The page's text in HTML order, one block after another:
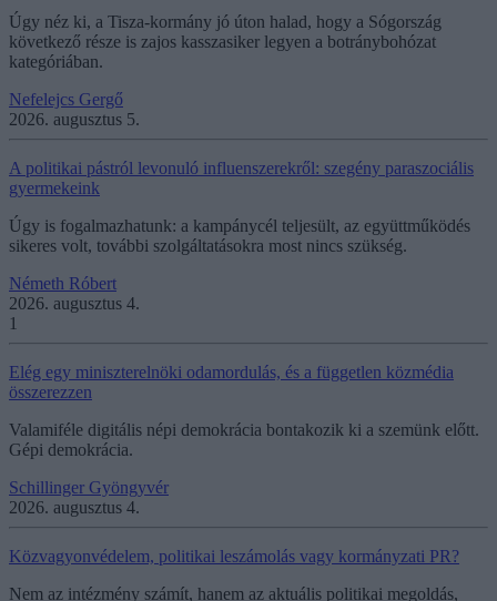
Úgy néz ki, a Tisza-kormány jó úton halad, hogy a Sógország
következő része is zajos kasszasiker legyen a botránybohózat
kategóriában.
Nefelejcs Gergő
2026. augusztus 5.
A politikai pástról levonuló influenszerekről: szegény paraszociális
gyermekeink
Úgy is fogalmazhatunk: a kampánycél teljesült, az együttműködés
sikeres volt, további szolgáltatásokra most nincs szükség.
Németh Róbert
2026. augusztus 4.
1
Elég egy miniszterelnöki odamordulás, és a független közmédia
összerezzen
Valamiféle digitális népi demokrácia bontakozik ki a szemünk előtt.
Gépi demokrácia.
Schillinger Gyöngyvér
2026. augusztus 4.
Közvagyonvédelem, politikai leszámolás vagy kormányzati PR?
Nem az intézmény számít, hanem az aktuális politikai megoldás,